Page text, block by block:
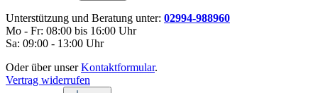
Unterstützung und Beratung unter: 02994-988960
Mo - Fr: 08:00 bis 16:00 Uhr
Sa: 09:00 - 13:00 Uhr
Oder über unserKontaktformular.
Vertrag widerrufen